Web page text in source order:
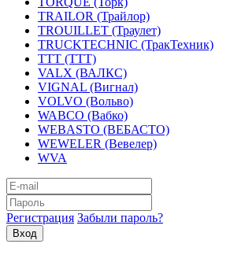
TRAILOR (Трайлор)
TROUILLET (Траулет)
TRUCKTECHNIC (ТракТехник)
TTT (ТТТ)
VALX (ВАЛКС)
VIGNAL (Вигнал)
VOLVO (Вольво)
WABCO (Вабко)
WEBASTO (ВЕБАСТО)
WEWELER (Вевелер)
WVA
Регистрация Забыли пароль?